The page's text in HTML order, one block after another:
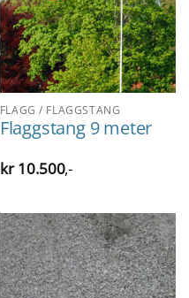
FLAGG / FLAGGSTANG
Flaggstang 9 meter
kr10.500,-